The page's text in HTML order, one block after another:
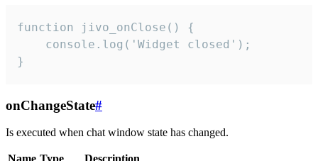
function jivo_onClose() {
    console.log('Widget closed');
}
onChangeState#
Is executed when chat window state has changed.